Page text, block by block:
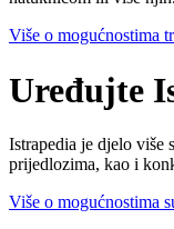
Više o mogućnostima
Uređujte
Istrapedia je djelo više
prijedlozima, kao i
Više o mogućnostima